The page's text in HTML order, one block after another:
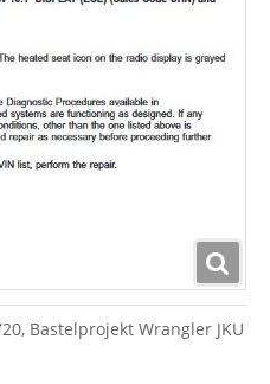
Bastelprojekt Wrangler JKU